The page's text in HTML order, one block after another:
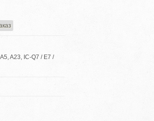
A23, IC-Q7 / E7 /